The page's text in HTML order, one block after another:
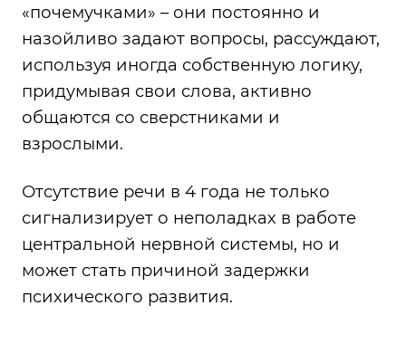
«почемучками» – они постоянно и
назойливо задают вопросы, рассуждают,
используя иногда собственную логику,
придумывая свои слова, активно
общаются со сверстниками и
взрослыми.
Отсутствие речи в 4 года не только
сигнализирует о неполадках в работе
центральной нервной системы, но и
может стать причиной задержки
психического развития.